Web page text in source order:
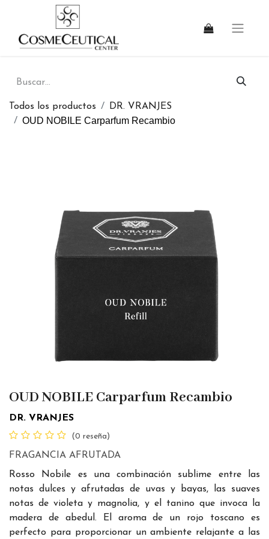
Todos los productos DR. VRANJES
OUD NOBILE Carparfum Recambio
OUD NOBILE Carparfum Recambio
DR. VRANJES
(0 reseña)
FRAGANCIA AFRUTADA
Rosso Nobile es una combinación sublime entre las
notas dulces y afrutadas de uvas y bayas, las suaves
notas de violeta y magnolia, y el tanino que invoca la
madera de abedul. El aroma de un rojo toscano es
perfecto para proporcionar un ambiente relajante a las